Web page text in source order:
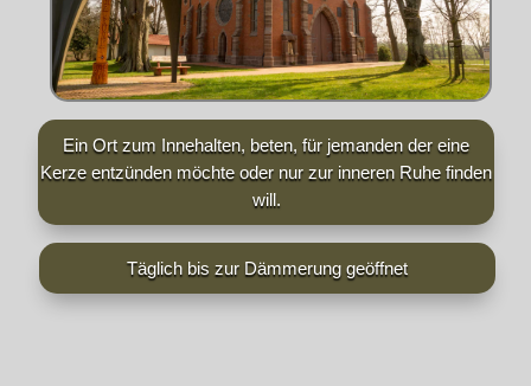
Ein Ort zum Innehalten, beten, für jemanden der eine
Kerze entzünden möchte oder nur zur inneren Ruhe finden
will.
Täglich bis zur Dämmerung geöffnet